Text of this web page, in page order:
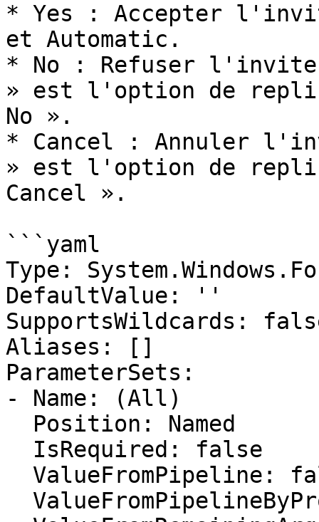
* Yes : Accepter
et Automatic.
* No : Refuser l'invite
» est l'option de
No ».
* Cancel : Annuler
» est l'option de
Cancel ».
```yaml
Type:
DefaultValue: ''
SupportsWildcards:
Aliases: []
ParameterSets:
- Name: (All)